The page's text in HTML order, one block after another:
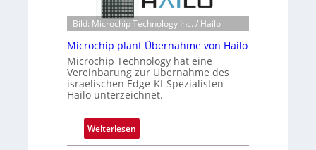
n
e
ü
b
e
r
m
Bild: Microchip Technology Inc. / Hailo
Microchip plant Übernahme von Hailo
Microchip Technology hat eine
Vereinbarung zur Übernahme des
israelischen Edge-KI-Spezialisten
Hailo unterzeichnet.
Weiterlesen:
M